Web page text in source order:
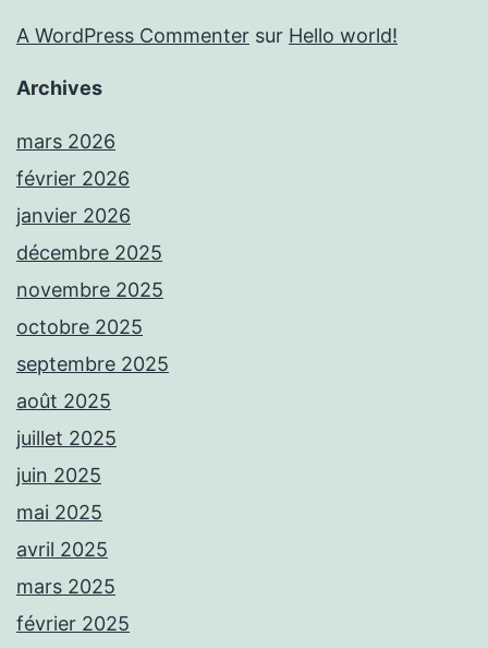
A WordPress Commenter sur Hello world!
Archives
mars 2026
février 2026
janvier 2026
décembre 2025
novembre 2025
octobre 2025
septembre 2025
août 2025
juillet 2025
juin 2025
mai 2025
avril 2025
mars 2025
février 2025